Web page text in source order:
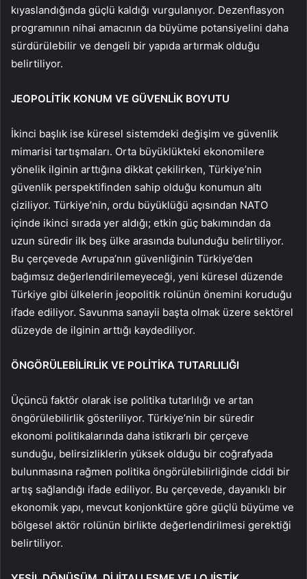
kıyaslandığında güçlü kaldığı vurgulanıyor. Dezenflasyon
programının nihai amacının da büyüme potansiyelini daha
sürdürülebilir ve dengeli bir yapıda artırmak olduğu
belirtiliyor.
JEOPOLİTİK KONUM VE GÜVENLİK BOYUTU
İkinci başlık ise küresel sistemdeki değişim ve güvenlik
mimarisi tartışmaları. Orta büyüklükteki ekonomilere
yönelik ilginin arttığına dikkat çekilirken, Türkiye’nin
güvenlik perspektifinden sahip olduğu konumun altı
çiziliyor. Türkiye’nin, ordu büyüklüğü açısından NATO
içinde ikinci sırada yer aldığı; etkin güç bakımından da
uzun süredir ilk beş ülke arasında bulunduğu belirtiliyor.
Bu çerçevede Avrupa’nın güvenliğinin Türkiye’den
bağımsız değerlendirilemeyeceği, yeni küresel düzende
Türkiye gibi ülkelerin jeopolitik rolünün önemini koruduğu
ifade ediliyor. Savunma sanayii başta olmak üzere sektörel
düzeyde de ilginin arttığı kaydediliyor.
ÖNGÖRÜLEBİLİRLİK VE POLİTİKA TUTARLILIĞI
Üçüncü faktör olarak ise politika tutarlılığı ve artan
öngörülebilirlik gösteriliyor. Türkiye’nin bir süredir
ekonomi politikalarında daha istikrarlı bir çerçeve
sunduğu, belirsizliklerin yüksek olduğu bir coğrafyada
bulunmasına rağmen politika öngörülebilirliğinde ciddi bir
artış sağlandığı ifade ediliyor. Bu çerçevede, dayanıklı bir
ekonomik yapı, mevcut konjonktüre göre güçlü büyüme ve
bölgesel aktör rolünün birlikte değerlendirilmesi gerektiği
belirtiliyor.